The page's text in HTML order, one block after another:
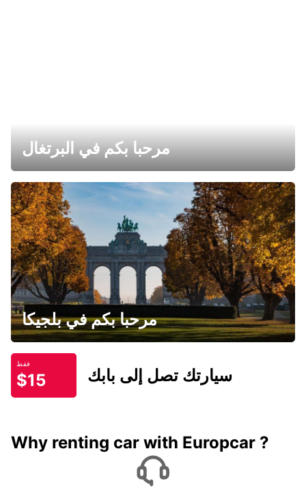
مرحبا بكم في البرتغال
مرحبا بكم في بلجيكا
فقط
$15 سيارتك تصل إلى بابك
Why renting car with Europcar ?